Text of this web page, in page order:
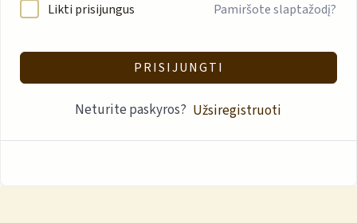
Likti prisijungus Pamiršote slaptažodį?
PRISIJUNGTI
Neturite paskyros? Užsiregistruoti